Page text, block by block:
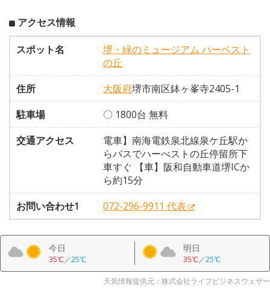
アクセス情報
スポット名
堺・緑のミュージアム ハーベスト
の丘
住所
大阪府堺市南区鉢ヶ峯寺2405-1
駐車場
〇 1800台 無料
交通アクセス
電車】南海電鉄泉北線泉ケ丘駅か
らバスでハーべストの丘停留所下
車すぐ 【車】阪和自動車道堺ICか
ら約15分
お問い合わせ1
072-296-9911 代表
今日
35℃／25℃
明日
35℃／25℃
天気情報提供元：株式会社ライフビジネスウェザー